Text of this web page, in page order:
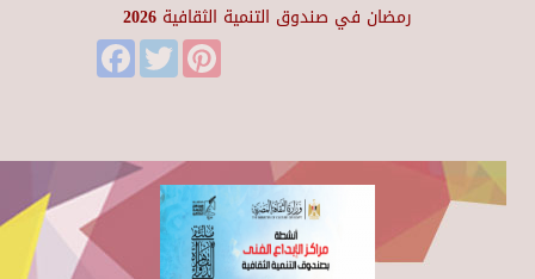
رمضان في صندوق التنمية الثقافية 2026
FacebookTwitter